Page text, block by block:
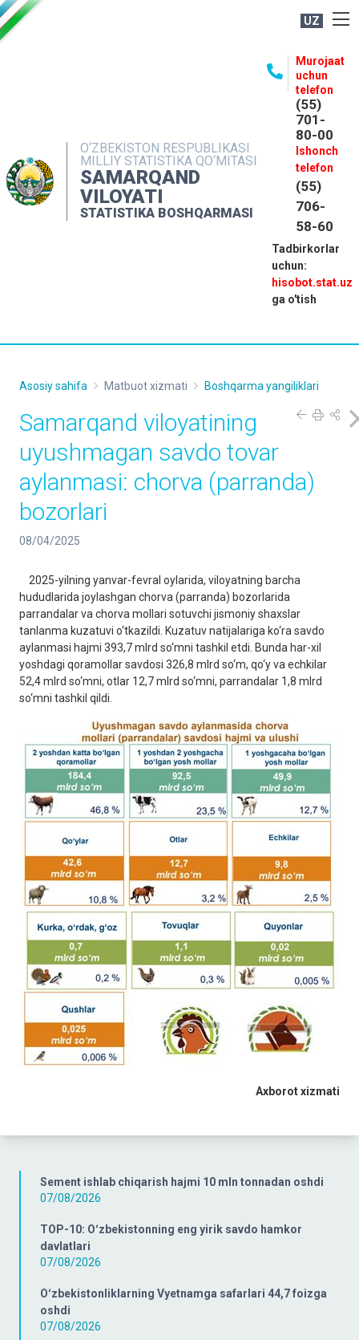
UZ
O‘ZBEKISTON RESPUBLIKASI
MILLIY STATISTIKA QO‘MITASI
SAMARQAND
VILOYATI
STATISTIKA BOSHQARMASI
Murojaat
uchun
telefon
(55)
701-
80-00
Ishonch
telefon
(55)
706-
58-60
Tadbirkorlar
uchun:
hisobot.stat.uz
ga o'tish
MATBUOT XIZMATI
MUROJAATLAR
KONTAKTLAR
Sement ishlab chiqarish hajmi 10 mln tonnadan oshdi
07/08/2026
TOP-10: Oʻzbekistonning eng yirik savdo hamkor
davlatlari
07/08/2026
Oʻzbekistonliklarning Vyetnamga safarlari 44,7 foizga
oshdi
07/08/2026
Asosiy sahifa Matbuot xizmati Boshqarma yangiliklari
Samarqand viloyatining
uyushmagan savdo tovar
aylanmasi: chorva (parranda)
bozorlari
08/04/2025
2025-yilning yanvar-fevral oylarida, viloyatning barcha
hududlarida joylashgan chorva (parranda) bozorlarida
parrandalar va chorva mollari sotuvchi jismoniy shaxslar
tanlanma kuzatuvi o‘tkazildi. Kuzatuv natijalariga ko‘ra savdo
aylanmasi hajmi 393,7 mlrd so‘mni tashkil etdi. Bunda har-xil
yoshdagi qoramollar savdosi 326,8 mlrd so‘m, qo‘y va echkilar
52,4 mlrd so‘mni, otlar 12,7 mlrd so‘mni, parrandalar 1,8 mlrd
so‘mni tashkil qildi.
Axborot xizmati